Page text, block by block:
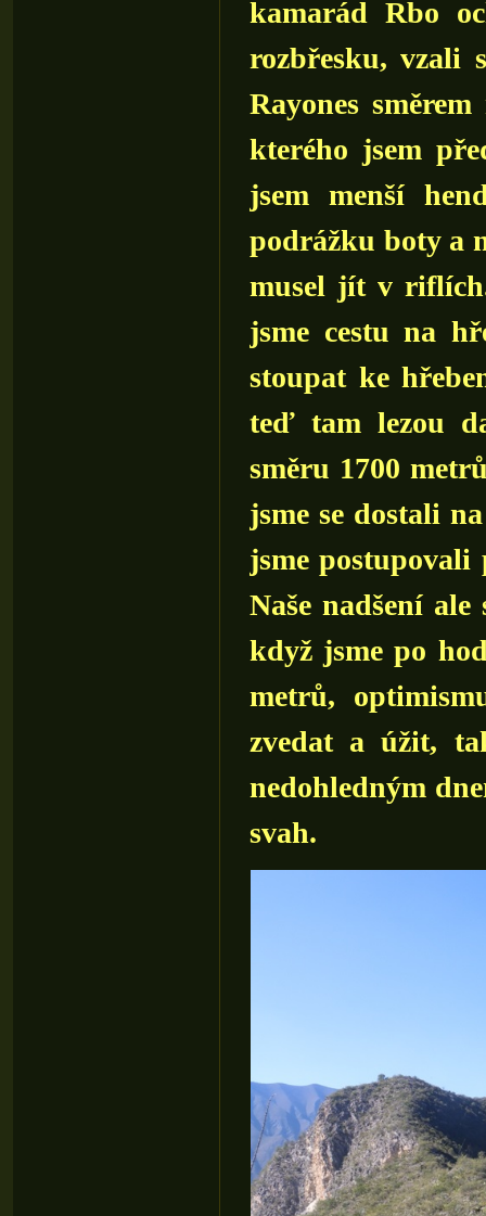
kamarád Rbo
rozbřesku, vzali
Rayones
kterého jsem
jsem menší
podrážku boty a
musel jít v
jsme cestu na
stoupat ke
teď tam lezou
směru 1700
jsme se dostali
jsme postupovali
Naše nadšení
když jsme po
metrů,
zvedat a úžit,
nedohledným
svah.